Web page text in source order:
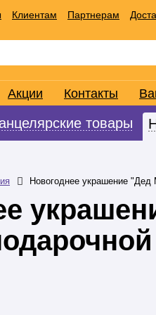
Клиентам Партнерам
Акции Контакты
товары
Новогоднее украшение